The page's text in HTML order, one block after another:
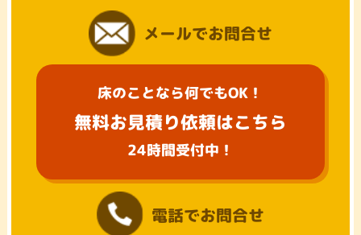
メールでお問合せ
床のことなら何でもOK！
無料お見積り依頼はこちら
24時間受付中！
電話でお問合せ